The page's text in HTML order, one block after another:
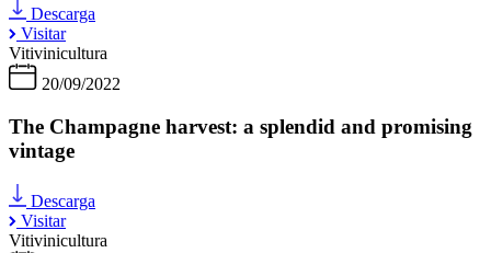
Descarga
Visitar
Vitivinicultura
20/09/2022
The Champagne harvest: a splendid and promising
vintage
Descarga
Visitar
Vitivinicultura